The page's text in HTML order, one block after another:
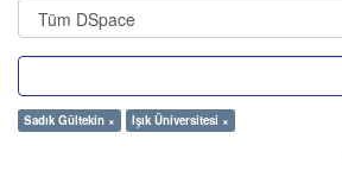
Sadık Gültekin × Işık Üniversitesi ×